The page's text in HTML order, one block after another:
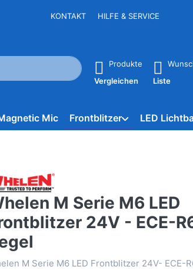
KONTAKT HILFE & SERVICE
erste Ergebnisse. Drücken Sie die
Produkte
Vergleichen
Liste
Mic Frontblitzer LED
M Serie M6 LED
24V - ECE-
M Serie M6 LED Frontblitzer 24V- ECE-